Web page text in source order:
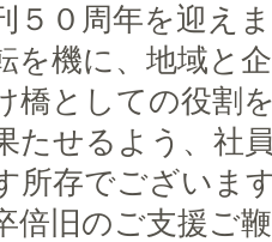
５０周年を迎え
を機に、地域と
橋としての役割
たせるよう、社
所存でございま
倍旧のご支援ご